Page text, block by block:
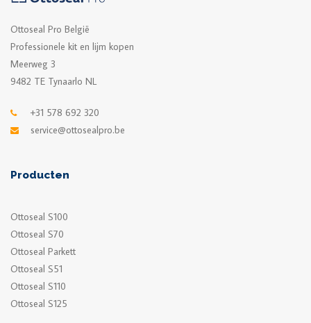
Ottoseal Pro België
Professionele kit en lijm kopen
Meerweg 3
9482 TE Tynaarlo NL
+31 578 692 320
service@ottosealpro.be
Producten
Ottoseal S100
Ottoseal S70
Ottoseal Parkett
Ottoseal S51
Ottoseal S110
Ottoseal S125